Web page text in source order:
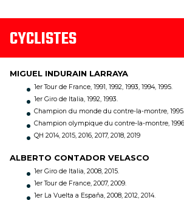
CYCLISTES
MIGUEL INDURAIN LARRAYA
1er Tour de France, 1991, 1992, 1993, 1994, 1995.
1er Giro de Italia, 1992, 1993.
Champion du monde du contre-la-montre, 1995.
Champion olympique du contre-la-montre,
QH 2014, 2015, 2016, 2017, 2018, 2019
ALBERTO CONTADOR VELASCO
1er Giro de Italia, 2008, 2015.
1er Tour de France, 2007, 2009.
1er La Vuelta a España, 2008, 2012, 2014.